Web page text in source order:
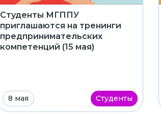
Студенты МГППУ
приглашаются на тренинги
предпринимательских
компетенций (15 мая)
8 мая Студенты